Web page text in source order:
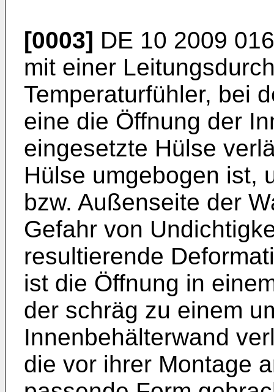
[0003] DE 10 2009
mit einer
Temperaturfühler, bei
eine die Öffnung der
eingesetzte Hülse
Hülse umgebogen ist,
bzw. Außenseite der
Gefahr von
resultierende
ist die Öffnung in
der schräg zu einem
Innenbehälterwand
die vor ihrer Montage